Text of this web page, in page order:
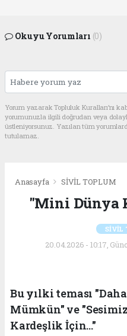
Okuyu Yorumları (0)
Yorum yazarak Topluluk Kuralları’nı
yorumunuzla ilgili doğrudan veya
üstleniyorsunuz. Yazılan tüm
tutulamaz.
Anasayfa SİVİL TOPLUM
"Mini Dünya
SİVİL
20.04.2026 - 10:17,
Bu yılki teması
Mümkün" ve
Kardeşlik İçin..."